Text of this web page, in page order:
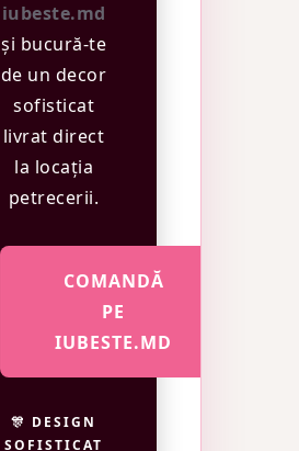
iubeste.md
și bucură-te
de un decor
sofisticat
livrat direct
la locația
petrecerii.
COMANDĂ
PE
IUBESTE.MD
🎊 DESIGN
SOFISTICAT